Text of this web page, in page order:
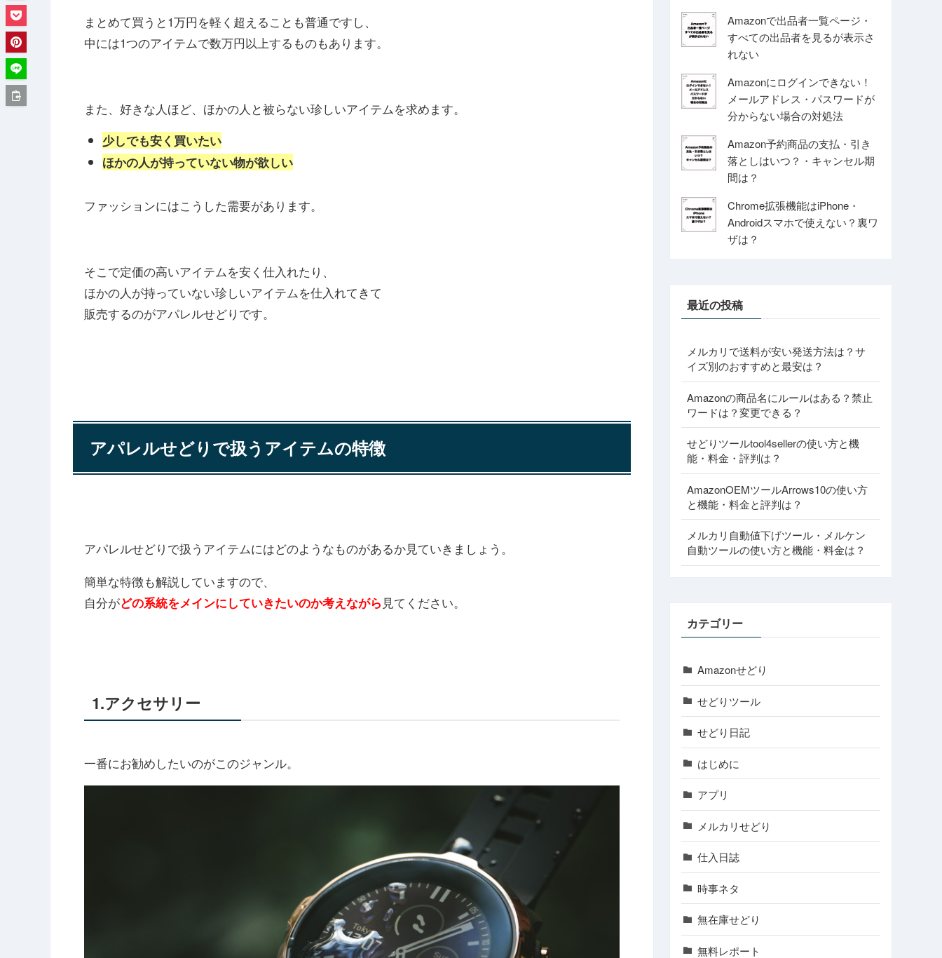
まとめて買うと1万円を軽く超えることも普通ですし、
中には1つのアイテムで数万円以上するものもあります。
また、好きな人ほど、ほかの人と被らない珍しいアイテムを求めます。
少しでも安く買いたい
ほかの人が持っていない物が欲しい
ファッションにはこうした需要があります。
そこで定価の高いアイテムを安く仕入れたり、
ほかの人が持っていない珍しいアイテムを仕入れてきて
販売するのがアパレルせどりです。
アパレルせどりで扱うアイテムの特徴
アパレルせどりで扱うアイテムにはどのようなものがあるか見ていきましょう。
簡単な特徴も解説していますので、
自分がどの系統をメインにしていきたいのか考えながら 見てください。
1.アクセサリー
一番にお勧めしたいのがこのジャンル。
Amazonで出品者一覧ページ・
すべての出品者を見るが表示さ
れない
Amazonにログインできない！
メールアドレス・パスワードが
分からない場合の対処法
Amazon予約商品の支払・引き
落としはいつ？・キャンセル期
間は？
Chrome拡張機能はiPhone・
Androidスマホで使えない？裏ワ
ザは？
最近の投稿
メルカリで送料が安い発送方法は？サ
イズ別のおすすめと最安は？
Amazonの商品名にルールはある？禁止
ワードは？変更できる？
せどりツールtool4sellerの使い方と機
能・料金・評判は？
AmazonOEMツールArrows10の使い方
と機能・料金と評判は？
メルカリ自動値下げツール・メルケン
自動ツールの使い方と機能・料金は？
カテゴリー
Amazonせどり
せどりツール
せどり日記
はじめに
アプリ
メルカリせどり
仕入日誌
時事ネタ
無在庫せどり
無料レポート